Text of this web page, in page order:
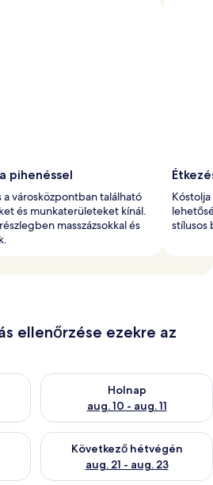
pihenéssel
városközpontban található
és munkaterületeket kínál.
masszázsokkal és
stílusos
ellenőrzése ezekre az
ellenőrzése: aug. 9 - aug. 10
Holnap
aug. 10 - aug. 11
A holnapi rendelkezésre állás
állás ellenőrzése: aug. 14 -
Következő hétvégén
aug. 21 - aug. 23
A következő hétvégi